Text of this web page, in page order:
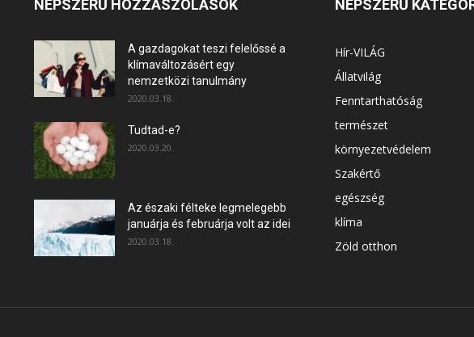
NÉPSZERŰ HOZZÁSZÓLÁSOK
A gazdagokat teszi felelőssé a
klímaváltozásért egy
nemzetközi tanulmány
2020.03.18.
Tudtad-e?
2020.03.20.
Az északi félteke legmelegebb
januárja és februárja volt az idei
2020.03.18.
NÉPSZERŰ
Hír-VILÁG
Állatvilág
Fenntarthatóság
természet
környezetvédelem
Szakértő
egészség
klíma
Zöld otthon